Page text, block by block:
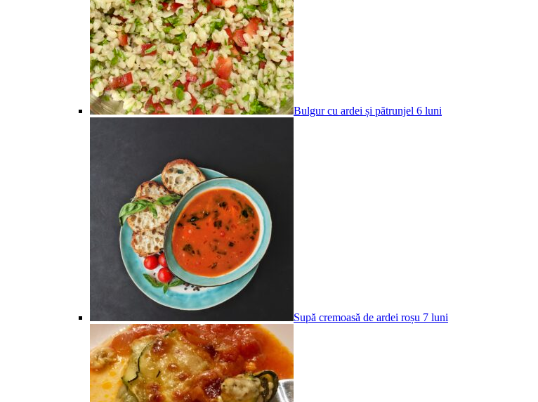
Bulgur cu ardei și pătrunjel 6 luni
Supă cremoasă de ardei roșu 7 luni